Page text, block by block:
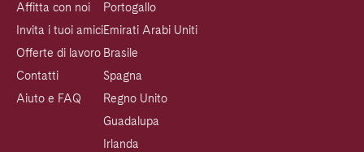
Affitta con noi
Invita i tuoi amici
Offerte di lavoro
Contatti
Aiuto e FAQ
Portogallo
Emirati Arabi Uniti
Brasile
Spagna
Regno Unito
Guadalupa
Irlanda